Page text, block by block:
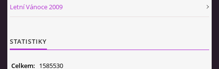
Letní Vánoce 2009
STATISTIKY
Celkem: 1585530